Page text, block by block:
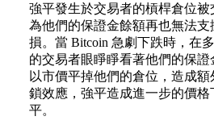
強平發生於交易者的槓桿倉位被
為他們的保證金餘額再也無法
損。當 Bitcoin 急劇下跌時，在
的交易者眼睜睜看著他們的保
以市價平掉他們的倉位，造成
鎖效應，強平造成進一步的價格
平。